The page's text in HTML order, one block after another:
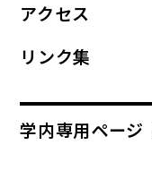
アクセス
リンク集
学内専用ページ